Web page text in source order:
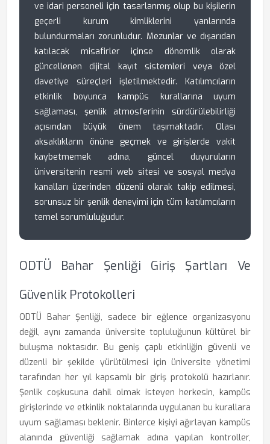
ve idari personeli için tasarlanmış olup bu kişilerin
geçerli kurum kimliklerini yanlarında
bulundurmaları zorunludur. Mezunlar ve dışarıdan
katılacak misafirler içinse dönemlik olarak
güncellenen dijital kayıt sistemleri veya özel
davetiye süreçleri işletilmektedir. Katılımcıların
etkinlik boyunca kampüs kurallarına uyum
sağlaması, şenlik atmosferinin sürdürülebilirliği
açısından büyük önem taşımaktadır. Olası
aksaklıkların önüne geçmek ve girişlerde vakit
kaybetmemek adına, güncel duyuruların
üniversitenin resmi web sitesi ve sosyal medya
kanalları üzerinden düzenli olarak takip edilmesi,
sorunsuz bir şenlik deneyimi için tüm katılımcıların
temel sorumluluğudur.
ODTÜ Bahar Şenliği Giriş Şartları Ve
Güvenlik Protokolleri
ODTÜ Bahar Şenliği, sadece bir eğlence organizasyonu
değil, aynı zamanda üniversite topluluğunun kültürel bir
buluşma noktasıdır. Bu geniş çaplı etkinliğin güvenli ve
düzenli bir şekilde yürütülmesi için üniversite yönetimi
tarafından her yıl kapsamlı bir giriş protokolü hazırlanır.
Şenlik coşkusuna dahil olmak isteyen herkesin, kampüs
girişlerinde ve etkinlik noktalarında uygulanan bu kurallara
uyum sağlaması beklenir. Binlerce kişiyi ağırlayan kampüs
alanında güvenliği sağlamak adına yapılan kontroller,